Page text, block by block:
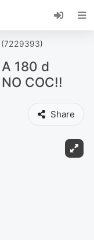
(7229393)
180 d
COC!!
Share